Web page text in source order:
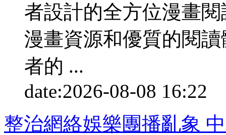
者設計的全方位漫畫
漫畫資源和優質的閱
者的 ...
date:2026-08-08 16:22
整治網絡娛樂團播亂象